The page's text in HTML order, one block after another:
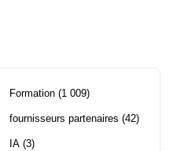
Formation (1 009)
fournisseurs partenaires (42)
IA (3)